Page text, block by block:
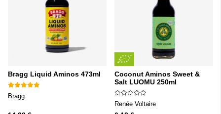
Bragg Liquid Aminos 473ml
Bragg
Coconut Aminos Sweet &
Salt LUOMU 250ml
Renée Voltaire